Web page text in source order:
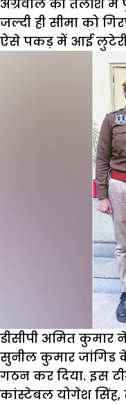
अग्रवाल की तलाश में
जल्दी ही सीमा को
ऐसे पकड़ में आई
डीसीपी अमित
सुनील कुमार जांगिड
गठन कर दिया. इस
कांस्टेबल योगेश सिंह,